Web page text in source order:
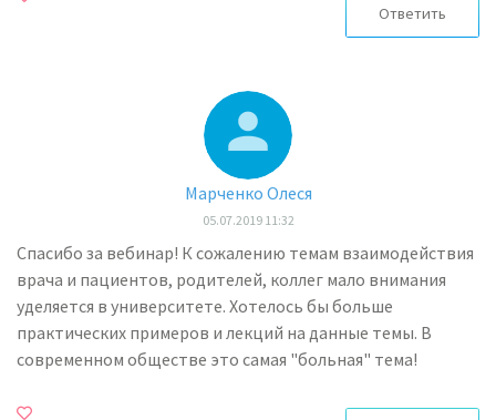
Ответить
Марченко Олеся
05.07.2019 11:32
Спасибо за вебинар! К сожалению темам взаимодействия
врача и пациентов, родителей, коллег мало внимания
уделяется в университете. Хотелось бы больше
практических примеров и лекций на данные темы. В
современном обществе это самая "больная" тема!